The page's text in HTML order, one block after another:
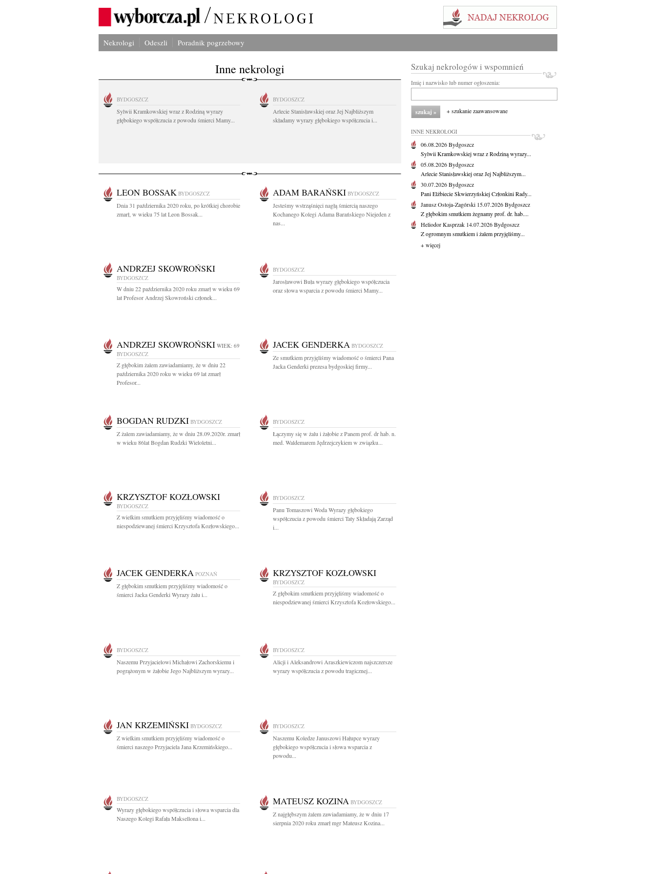
Nekrologi Odeszli Poradnik pogrzebowy
Inne nekrologi
BYDGOSZCZ
Sylwii Kramkowskiej wraz z Rodziną wyrazy
głębokiego współczucia z powodu śmierci Mamy...
BYDGOSZCZ
Arlecie Stanisławskiej oraz Jej Najbliższym
składamy wyrazy głębokiego współczucia i...
LEON BOSSAK BYDGOSZCZ
Dnia 31 października 2020 roku, po krótkiej chorobie
zmarł, w wieku 75 lat Leon Bossak...
ADAM BARAŃSKI BYDGOSZCZ
Jesteśmy wstrząśnięci nagłą śmiercią naszego
Kochanego Kolegi Adama Barańskiego Niejeden z
nas...
ANDRZEJ SKOWROŃSKI
BYDGOSZCZ
W dniu 22 października 2020 roku zmarł w wieku 69
lat Profesor Andrzej Skowroński członek...
BYDGOSZCZ
Jarosławowi Buła wyrazy głębokiego współczucia
oraz słowa wsparcia z powodu śmierci Mamy...
ANDRZEJ SKOWROŃSKI WIEK: 69
BYDGOSZCZ
Z głębokim żalem zawiadamiamy, że w dniu 22
października 2020 roku w wieku 69 lat zmarł
Profesor...
JACEK GENDERKA BYDGOSZCZ
Ze smutkiem przyjęliśmy wiadomość o śmierci Pana
Jacka Genderki prezesa bydgoskiej firmy...
BOGDAN RUDZKI BYDGOSZCZ
Z żalem zawiadamiamy, że w dniu 28.09.2020r. zmarł
w wieku 86lat Bogdan Rudzki Wieloletni...
BYDGOSZCZ
Łączymy się w żalu i żałobie z Panem prof. dr hab. n.
med. Waldemarem Jędrzejczykiem w związku...
KRZYSZTOF KOZŁOWSKI
BYDGOSZCZ
Z wielkim smutkiem przyjęliśmy wiadomość o
niespodziewanej śmierci Krzysztofa Kozłowskiego...
BYDGOSZCZ
Panu Tomaszowi Woda Wyrazy głębokiego
współczucia z powodu śmierci Taty Składają Zarząd
i...
JACEK GENDERKA POZNAŃ
Z głębokim smutkiem przyjęliśmy wiadomość o
śmierci Jacka Genderki Wyrazy żalu i...
KRZYSZTOF KOZŁOWSKI
BYDGOSZCZ
Z głębokim smutkiem przyjęliśmy wiadomość o
niespodziewanej śmierci Krzysztofa Kozłowskiego...
BYDGOSZCZ
Naszemu Przyjacielowi Michałowi Zachorskiemu i
pogrążonym w żałobie Jego Najbliższym wyrazy...
BYDGOSZCZ
Alicji i Aleksandrowi Araszkiewiczom najszczersze
wyrazy współczucia z powodu tragicznej...
JAN KRZEMIŃSKI BYDGOSZCZ
Z wielkim smutkiem przyjęliśmy wiadomość o
śmierci naszego Przyjaciela Jana Krzemińskiego...
BYDGOSZCZ
Naszemu Koledze Januszowi Hałupce wyrazy
głębokiego współczucia i słowa wsparcia z
powodu...
BYDGOSZCZ
Wyrazy głębokiego współczucia i słowa wsparcia dla
Naszego Kolegi Rafała Maksellona i...
MATEUSZ KOZINA BYDGOSZCZ
Z najgłębszym żalem zawiadamiamy, że w dniu 17
sierpnia 2020 roku zmarł mgr Mateusz Kozina...
Szukaj nekrologów i wspomnień
Imię i nazwisko lub numer ogłoszenia:
+ szukanie zaawansowane
INNE NEKROLOGI
06.08.2026Bydgoszcz
Sylwii Kramkowskiej wraz z Rodziną wyrazy...
05.08.2026Bydgoszcz
Arlecie Stanisławskiej oraz Jej Najbliższym...
30.07.2026Bydgoszcz
Pani Elżbiecie Skwierzyńskiej Członkini Rady...
Janusz Ostoja-Zagórski 15.07.2026Bydgoszcz
Z głębokim smutkiem żegnamy prof. dr. hab....
Heliodor Kasprzak 14.07.2026Bydgoszcz
Z ogromnym smutkiem i żalem przyjęliśmy...
+ więcej